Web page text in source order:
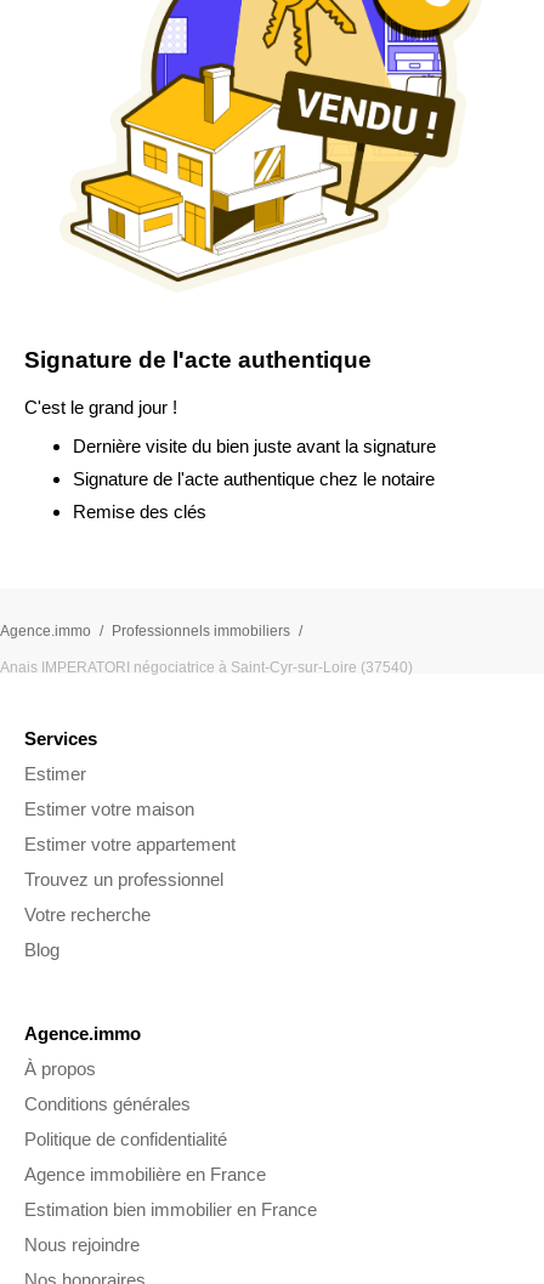
Signature de l'acte authentique
C'est le grand jour !
Dernière visite du bien juste avant la signature
Signature de l'acte authentique chez le notaire
Remise des clés
Agence.immo Professionnels immobiliers
Anais IMPERATORI négociatrice à Saint-Cyr-sur-Loire (37540)
Services
Estimer
Estimer votre maison
Estimer votre appartement
Trouvez un professionnel
Votre recherche
Blog
Agence.immo
À propos
Conditions générales
Politique de confidentialité
Agence immobilière en France
Estimation bien immobilier en France
Nous rejoindre